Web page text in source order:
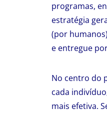
programas,
estratégia
(por
e entregue
No centro do
cada
mais efetiva.